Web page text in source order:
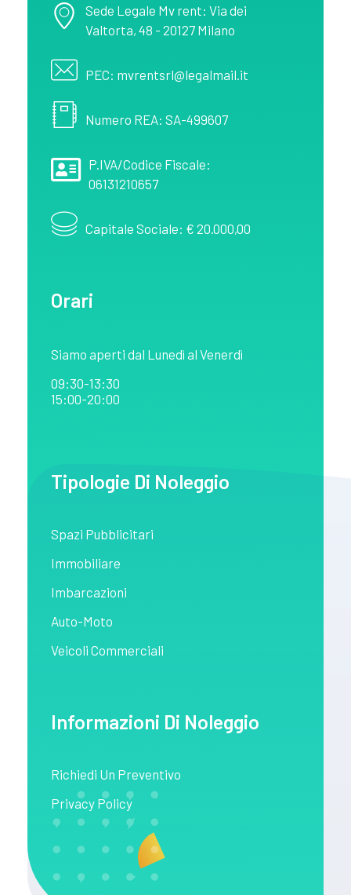
Sede Legale Mv rent: Via dei
Valtorta, 48 - 20127 Milano
PEC: mvrentsrl@legalmail.it
Numero REA: SA-499607
P.IVA/Codice Fiscale:
06131210657
Capitale Sociale: € 20.000,00
Orari
Siamo aperti dal Lunedì al Venerdì
09:30-13:30
15:00-20:00
Tipologie Di Noleggio
Spazi Pubblicitari
Immobiliare
Imbarcazioni
Auto-Moto
Veicoli Commerciali
Informazioni Di Noleggio
Richiedi Un Preventivo
Privacy Policy